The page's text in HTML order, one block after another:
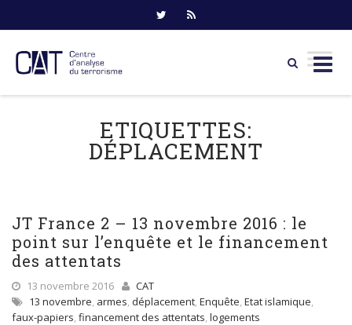
ETIQUETTES:
DÉPLACEMENT
JT France 2 – 13 novembre 2016 : le
point sur l’enquête et le financement
des attentats
13 novembre 2016
CAT
13 novembre, armes, déplacement, Enquête, Etat islamique,
faux-papiers, financement des attentats, logements